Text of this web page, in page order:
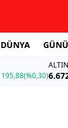
DÜNYA
195,88(%0,30)
ALTIN